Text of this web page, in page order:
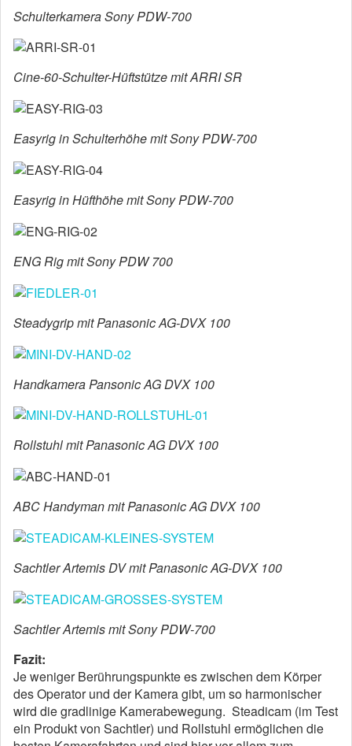
Schulterkamera Sony PDW-700
Cine-60-Schulter-Hüftstütze mit ARRI SR
Easyrig in Schulterhöhe mit Sony PDW-700
Easyrig in Hüfthöhe mit Sony PDW-700
ENG Rig mit Sony PDW 700
Steadygrip mit Panasonic AG-DVX 100
Handkamera Pansonic AG DVX 100
Rollstuhl mit Panasonic AG DVX 100
ABC Handyman mit Panasonic AG DVX 100
Sachtler Artemis DV mit Panasonic AG-DVX 100
Sachtler Artemis mit Sony PDW-700
Fazit:
Je weniger Berührungspunkte es zwischen dem Körper
des Operator und der Kamera gibt, um so harmonischer
wird die gradlinige Kamerabewegung. Steadicam (im Test
ein Produkt von Sachtler) und Rollstuhl ermöglichen die